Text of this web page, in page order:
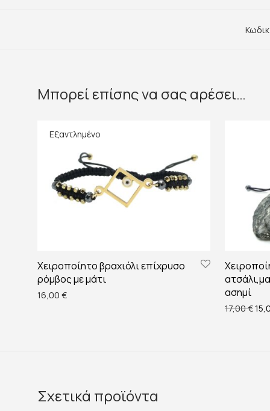
Μπορεί επίσης να σας αρέσει…
Χειροποίητο βραχιόλι επίχρυσο
ρόμβος με μάτι
16,00 €
ασημί
17,00€
Σχετικά προϊόντα